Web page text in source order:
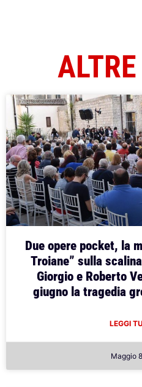
Due opere pocket, la
Troiane” sulla
Giorgio e Roberto
giugno la tragedia
LEGGI
Maggio